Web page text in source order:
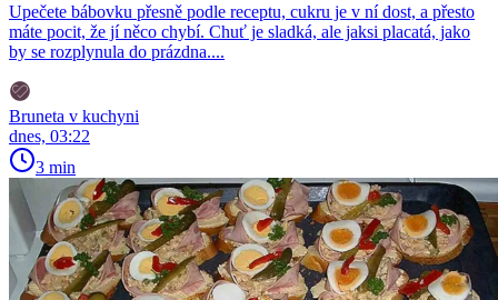
Upečete bábovku přesně podle receptu, cukru je v ní dost, a přesto
máte pocit, že jí něco chybí. Chuť je sladká, ale jaksi placatá, jako
by se rozplynula do prázdna....
Bruneta v kuchyni
dnes, 03:22
3 min